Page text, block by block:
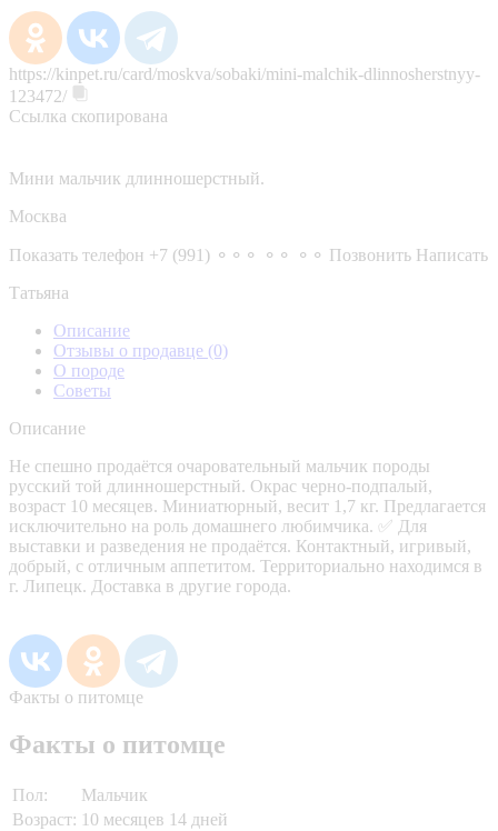
https://kinpet.ru/card/moskva/sobaki/mini-malchik-dlinnosherstnyy-
123472/
Ссылка скопирована
Мини мальчик длинношерстный.
Москва
Показать телефон +7 (991) ⚬⚬⚬ ⚬⚬ ⚬⚬ Позвонить Написать
Татьяна
Описание
Отзывы о продавце (0)
О породе
Советы
Описание
Не спешно продаётся очаровательный мальчик породы
русский той длинношерстный. Окрас черно-подпалый,
возраст 10 месяцев. Миниатюрный, весит 1,7 кг. Предлагается
исключительно на роль домашнего любимчика. ✅ Для
выставки и разведения не продаётся. Контактный, игривый,
добрый, с отличным аппетитом. Территориально находимся в
г. Липецк. Доставка в другие города.
Факты о питомце
Факты о питомце
Пол:
Мальчик
Возраст: 10 месяцев 14 дней